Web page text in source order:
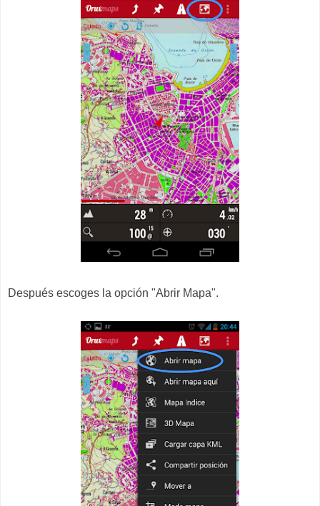
Después escoges la opción "Abrir Mapa".